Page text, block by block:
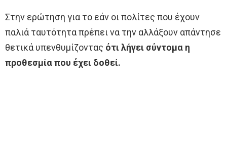
Στην ερώτηση για το εάν οι πολίτες που έχουν
παλιά ταυτότητα πρέπει να την αλλάξουν απάντησε
θετικά υπενθυμίζοντας ότι λήγει σύντομα η
προθεσμία που έχει δοθεί.